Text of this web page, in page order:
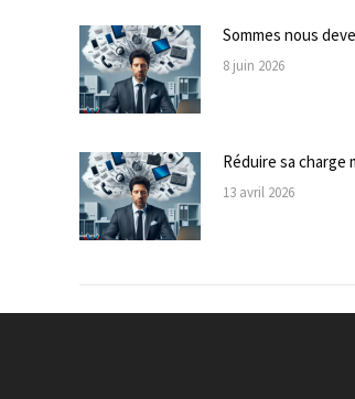
Sommes nous
8 juin 2026
Réduire sa charge
13 avril 2026